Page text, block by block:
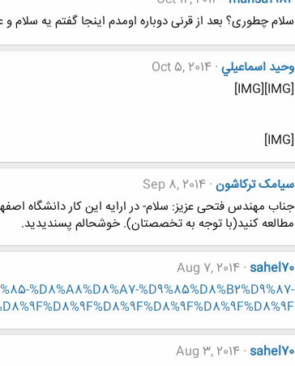
سلام چطوری؟ بعد از قرنی دوباره اومدم اینجا گفتم یه سلام
وحيد اسماعيلي Oct 5, 2014
[IMG][IMG]
[IMG]
سیامک ترکاشون Sep 8, 2014
جناب مهندس فتحی عزیز: سلام- در ارایه این کار دانشگاه
مطالعه کنید(با توجه به تخصصتان). خوشحالم پسندیدید.
sahel70
Aug 7, 2014
%D8%A8%D8%A7-%D9%85%D8%B2%D9%87-
sahel70
Aug 3, 2014